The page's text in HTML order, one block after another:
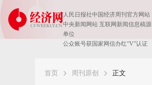
人民日报社中国经济周刊官方网站
中央新闻网站 互联网新闻信息稿源
单位
公众账号获国家网信办红“V”认证
首页 周刊原创 正文